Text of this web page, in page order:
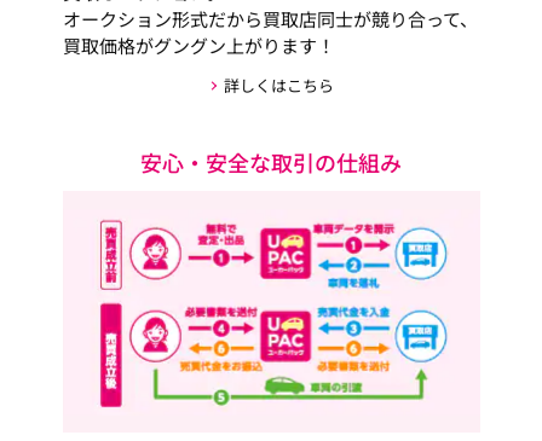
オークション形式だから買取店同士が競り合って、
買取価格がグングン上がります！
詳しくはこちら
安心・安全な取引の仕組み